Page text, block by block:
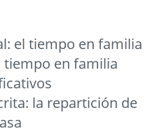
el tiempo en familia
en familia
la repartición de